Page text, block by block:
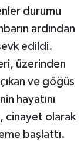
durumu
ardından
edildi.
üzerinden
ve göğüs
hayatını
cinayet olarak
başlattı.